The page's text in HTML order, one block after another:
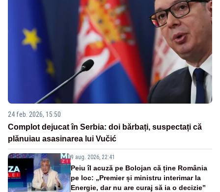
24 feb. 2026, 15:50
Complot dejucat în Serbia: doi bărbați, suspectați că
plănuiau asasinarea lui Vučić
9 aug. 2026, 22:41
Peiu îl acuză pe Bolojan că ține România
pe loc: „Premier și ministru interimar la
Energie, dar nu are curaj să ia o decizie”